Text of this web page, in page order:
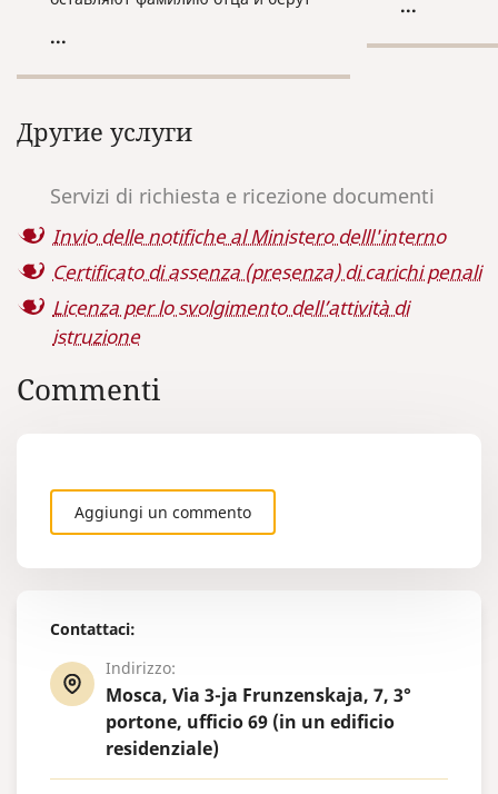
Contattaci:
Indirizzo:
Mosca, Via 3-ja Frunzenskaja, 7, 3°
portone, ufficio 69 (in un edificio
residenziale)
...
specifici,
altri
necessitano
...
Другие услуги
Servizi di richiesta e ricezione documenti
Invio delle notifiche al Ministero delll'interno
Certificato di assenza (presenza) di carichi penali
Licenza per lo svolgimento dell’attività di
istruzione
Commenti
Aggiungi un commento